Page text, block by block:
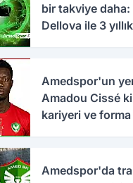
bir takviye
Dellova ile 3
Amedspor'un
Amadou Cissé
kariyeri ve
Amedspor'da